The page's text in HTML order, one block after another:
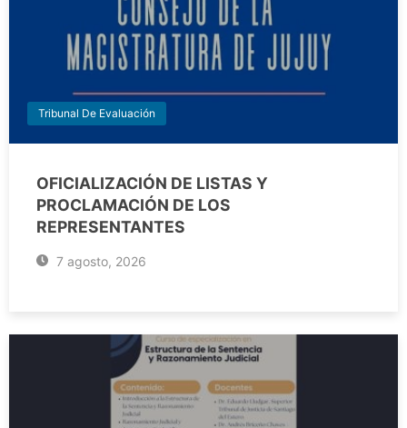
Tribunal De Evaluación
OFICIALIZACIÓN DE LISTAS Y
PROCLAMACIÓN DE LOS
REPRESENTANTES
7 agosto, 2026